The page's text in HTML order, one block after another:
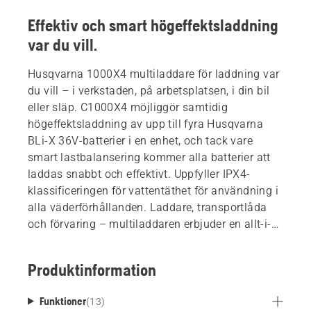
Effektiv och smart högeffektsladdning
var du vill.
Husqvarna 1000X4 multiladdare för laddning var
du vill – i verkstaden, på arbetsplatsen, i din bil
eller släp. C1000X4 möjliggör samtidig
högeffektsladdning av upp till fyra Husqvarna
BLi-X 36V-batterier i en enhet, och tack vare
smart lastbalansering kommer alla batterier att
laddas snabbt och effektivt. Uppfyller IPX4-
klassificeringen för vattentäthet för användning i
alla väderförhållanden. Laddare, transportlåda
och förvaring – multiladdaren erbjuder en allt-i-
Produktinformation
Funktioner(13)